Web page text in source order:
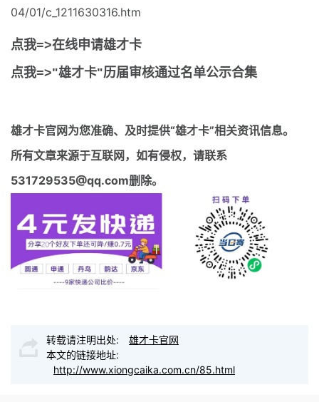
04/01/c_1211630316.htm
点我=>在线申请雄才卡
点我=>"雄才卡"历届审核通过名单公示合集
雄才卡官网为您准确、及时提供“雄才卡”相关资讯信息。
所有文章来源于互联网，如有侵权，请联系
531729535@qq.com删除。
转载请注明出处:
雄才卡官网
本文的链接地址:
http://www.xiongcaika.com.cn/85.html